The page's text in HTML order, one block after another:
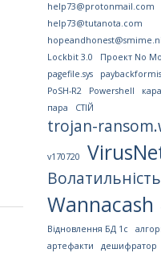
help73@protonmail.com
help73@tutanota.com
Lockbit 3.0
Проект No
pagefile.sys
PoSH-R2
Powershell
пара
СТІЙ
trojan-
v170720
Волатильність
Wannacash
Відновлення БД 1с
артефакти
дешифратор